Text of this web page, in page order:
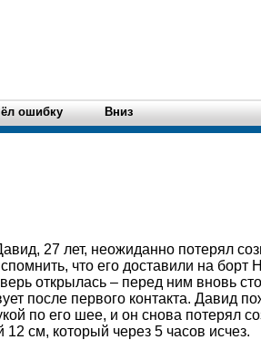
ошибку Вниз
27 лет, неожиданно потерял
что его доставили на борт
открылась – перед ним вновь
после первого контакта. Давид
по его шее, и он снова потерял
см, который через 5 часов исчез.